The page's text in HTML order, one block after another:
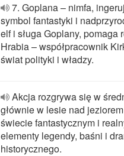
7. Goplana – nimfa,
symbol fantastyki i
elf i sługa Goplany, pomaga
Hrabia – współpracownik
świat polityki i władzy.
Akcja rozgrywa się w
głównie w lesie nad
świecie fantastycznym i
elementy legendy, baśni i
historycznego.